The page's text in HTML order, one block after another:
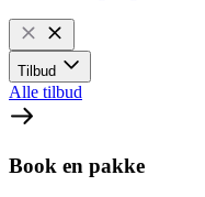
Tilbud
Alle tilbud
Book en pakke